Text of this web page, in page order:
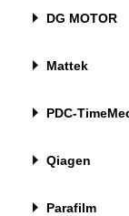
DG MOTOR
Mattek
PDC-
Qiagen
Parafilm